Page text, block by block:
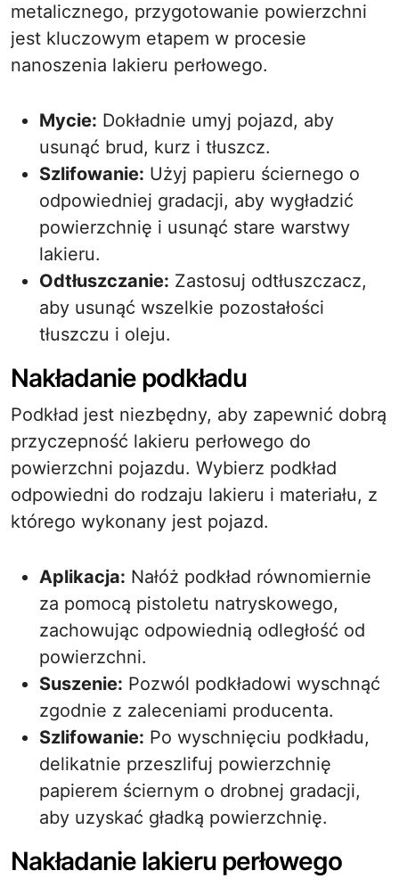
metalicznego, przygotowanie powierzchni
jest kluczowym etapem w procesie
nanoszenia lakieru perłowego.
Mycie: Dokładnie umyj pojazd, aby
usunąć brud, kurz i tłuszcz.
Szlifowanie: Użyj papieru ściernego o
odpowiedniej gradacji, aby wygładzić
powierzchnię i usunąć stare warstwy
lakieru.
Odtłuszczanie: Zastosuj odtłuszczacz,
aby usunąć wszelkie pozostałości
tłuszczu i oleju.
Nakładanie podkładu
Podkład jest niezbędny, aby zapewnić dobrą
przyczepność lakieru perłowego do
powierzchni pojazdu. Wybierz podkład
odpowiedni do rodzaju lakieru i materiału, z
którego wykonany jest pojazd.
Aplikacja: Nałóż podkład równomiernie
za pomocą pistoletu natryskowego,
zachowując odpowiednią odległość od
powierzchni.
Suszenie: Pozwól podkładowi wyschnąć
zgodnie z zaleceniami producenta.
Szlifowanie: Po wyschnięciu podkładu,
delikatnie przeszlifuj powierzchnię
papierem ściernym o drobnej gradacji,
aby uzyskać gładką powierzchnię.
Nakładanie lakieru perłowego